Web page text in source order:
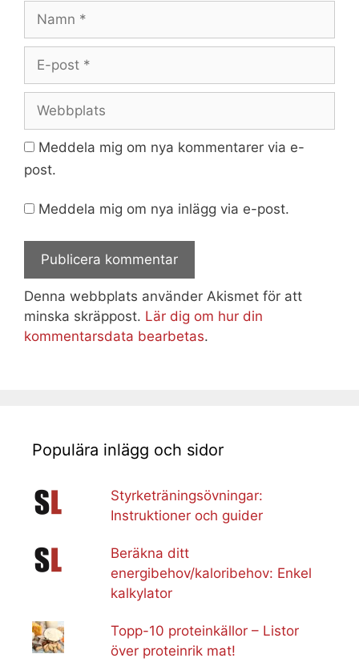
Namn
Webbplats
Meddela mig om nya kommentarer via e-
post.
Meddela mig om nya inlägg via e-post.
Denna webbplats använder Akismet för att
minska skräppost. Lär dig om hur din
kommentarsdata bearbetas.
Populära inlägg och sidor
Styrketräningsövningar:
Instruktioner och guider
Beräkna ditt
energibehov/kaloribehov: Enkel
kalkylator
Topp-10 proteinkällor – Listor
över proteinrik mat!